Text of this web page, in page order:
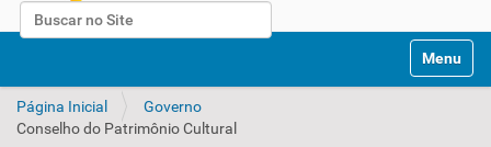
Busca
v
Toggle
Página Inicial
Governo
Conselho do Patrimônio Cultural